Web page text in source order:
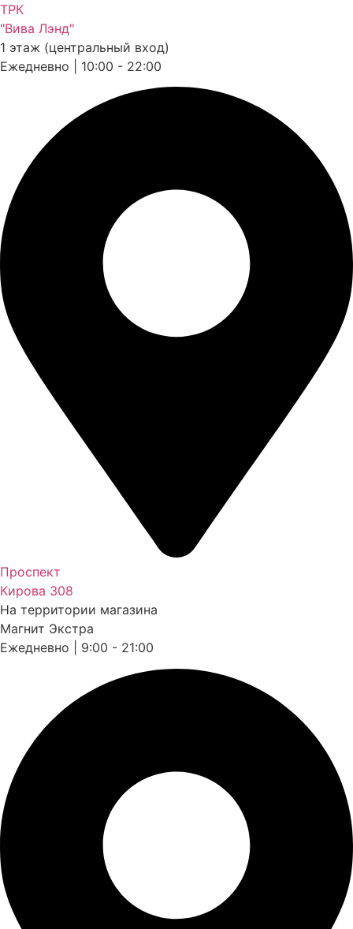
ТРК
"Вива Лэнд"
1 этаж (центральный вход)
Ежедневно | 10:00 - 22:00
Проспект
Кирова 308
На территории магазина
Магнит Экстра
Ежедневно | 9:00 - 21:00